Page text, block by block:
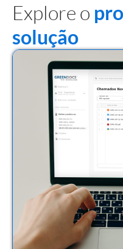
Explore o
solução